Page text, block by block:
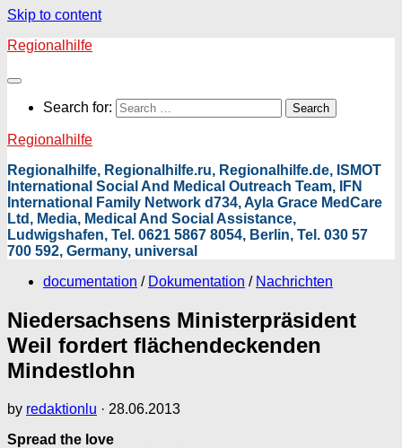
Skip to content
Regionalhilfe
Search for:
Regionalhilfe
Regionalhilfe, Regionalhilfe.ru, Regionalhilfe.de, ISMOT
International Social And Medical Outreach Team, IFN
International Family Network d734, Ayla Grace MedCare
Ltd, Media, Medical And Social Assistance,
Ludwigshafen, Tel. 0621 5867 8054, Berlin, Tel. 030 57
700 592, Germany, universal
documentation / Dokumentation / Nachrichten
Niedersachsens Ministerpräsident
Weil fordert flächendeckenden
Mindestlohn
by redaktionlu · 28.06.2013
Spread the love